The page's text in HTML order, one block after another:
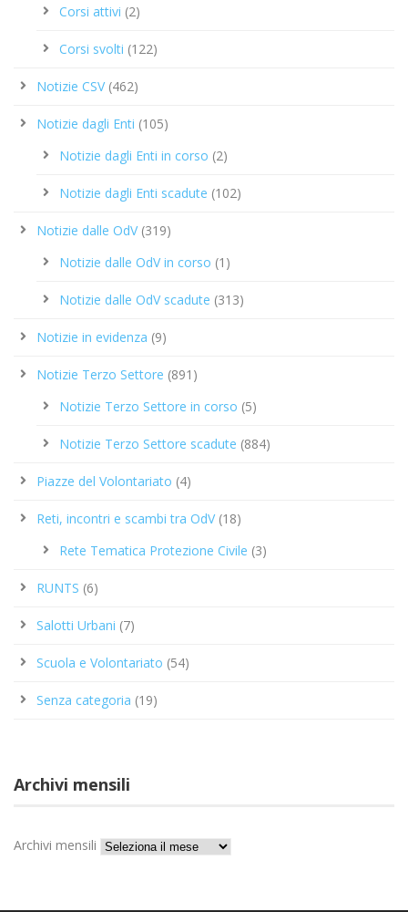
Corsi attivi (2)
Corsi svolti (122)
Notizie CSV(462)
Notizie dagli Enti (105)
Notizie dagli Enti in corso (2)
Notizie dagli Enti scadute (102)
Notizie dalle OdV(319)
Notizie dalle OdV in corso (1)
Notizie dalle OdV scadute (313)
Notizie in evidenza (9)
Notizie Terzo Settore (891)
Notizie Terzo Settore in corso (5)
Notizie Terzo Settore scadute (884)
Piazze del Volontariato (4)
Reti, incontri e scambi tra OdV(18)
Rete Tematica Protezione Civile (3)
RUNTS (6)
Salotti Urbani (7)
Scuola e Volontariato (54)
Senza categoria (19)
Archivi mensili
Archivi mensili